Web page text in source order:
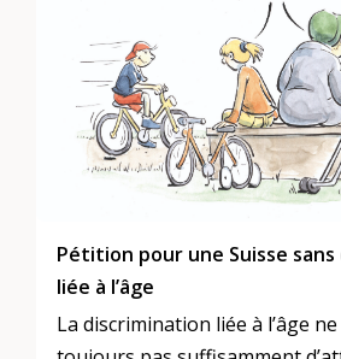
Pétition pour une Suisse
liée à l’âge
La discrimination liée à l’âge